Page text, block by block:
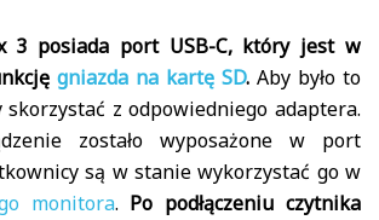
3 posiada port USB-C, który jest w
gniazda na kartę SD. Aby było to
z odpowiedniego adaptera.
zostało wyposażone w port
są w stanie wykorzystać go w
monitora. Po podłączeniu czytnika